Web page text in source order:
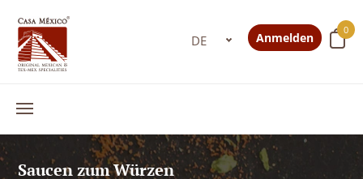
0
Anmelden
Saucen zum Würzen